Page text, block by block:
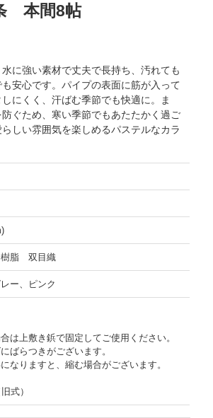
本間8帖
に強い素材で丈夫で長持ち、汚れても
安心です。パイプの表面に筋が入って
にくく、汗ばむ季節でも快適に。ま
ぐため、寒い季節でもあたたかく過ご
しい雰囲気を楽しめるパステルなカラ
樹脂 双目織
ー、ピンク
は上敷き鋲で固定してご使用ください。
ばらつきがございます。
なりますと、縮む場合がございます。
式）